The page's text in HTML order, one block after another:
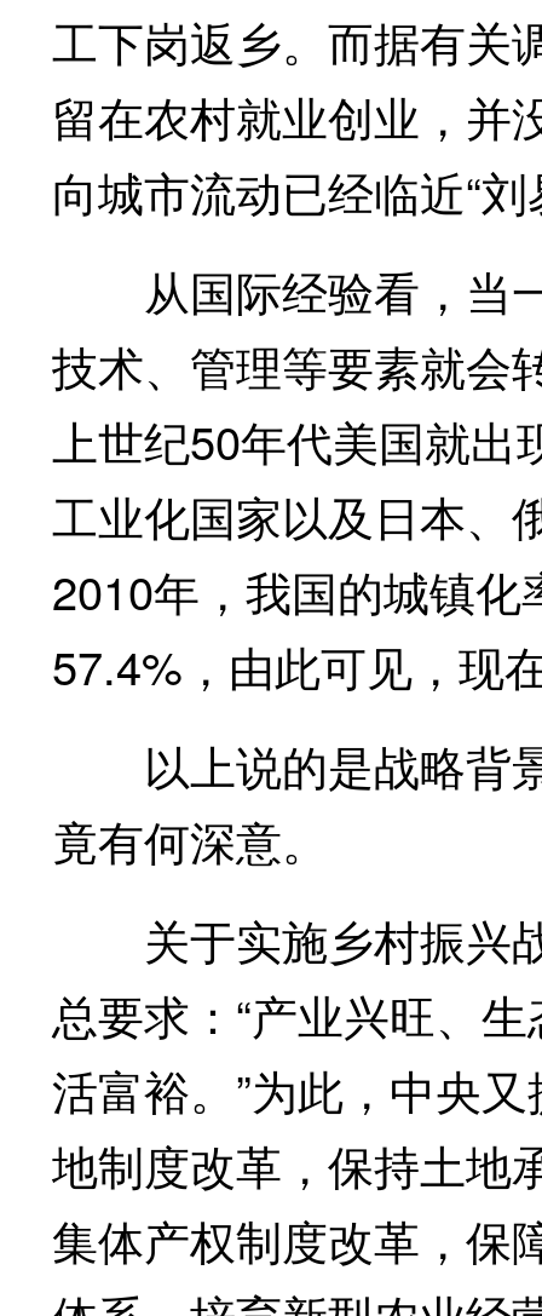
工下岗返乡。而据有关
留在农村就业创业，并
向城市流动已经临近“
从国际经验看，当
技术、管理等要素就会
上世纪50年代美国就出
工业化国家以及日本、
2010年，我国的城镇
57.4%，由此可见，现
以上说的是战略背
竟有何深意。
关于实施乡村振兴
总要求：“产业兴旺、
活富裕。”为此，中央
地制度改革，保持土地
集体产权制度改革，保